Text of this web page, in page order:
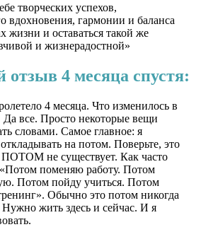
творческих успехов,
вдохновения, гармонии и баланса
жизни и оставаться такой же
и жизнерадостной»
отзыв 4 месяца спустя:
4 месяца. Что изменилось в
все. Просто некоторые вещи
словами. Самое главное: я
на потом. Поверьте, это
ПОТОМ не существует. Как часто
поменяю работу. Потом
Потом пойду учиться. Потом
Обычно это потом никогда
Нужно жить здесь и сейчас. И я